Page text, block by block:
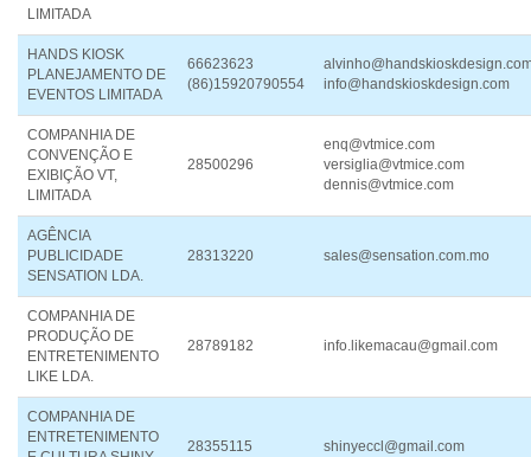
LIMITADA
HANDS KIOSK
PLANEJAMENTO DE
EVENTOS LIMITADA
66623623
(86)15920790554
info@handskioskdesign.com
COMPANHIA DE
CONVENÇÃO E
EXIBIÇÃO VT,
LIMITADA
28500296
enq@vtmice.com
versiglia@vtmice.com
dennis@vtmice.com
AGÊNCIA
PUBLICIDADE
SENSATION LDA.
28313220 sales@sensation.com.mo
COMPANHIA DE
PRODUÇÃO DE
ENTRETENIMENTO
LIKE LDA.
28789182 info.likemacau@gmail.com
COMPANHIA DE
ENTRETENIMENTO
28355115 shinyeccl@gmail.com